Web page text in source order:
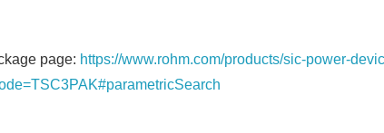
page: https://www.rohm.com/products/sic-power-